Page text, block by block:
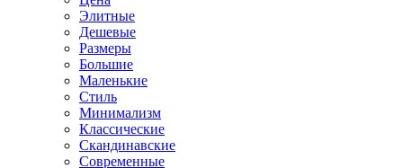
Элитные
Дешевые
Размеры
Большие
Маленькие
Стиль
Минимализм
Классические
Скандинавские
Современные